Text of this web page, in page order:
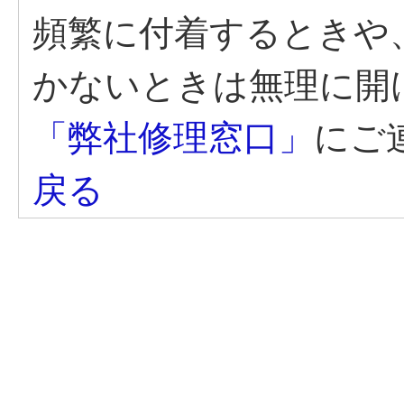
頻繁に付着するとき
かないときは無理に
「弊社修理窓口」 にご
戻る